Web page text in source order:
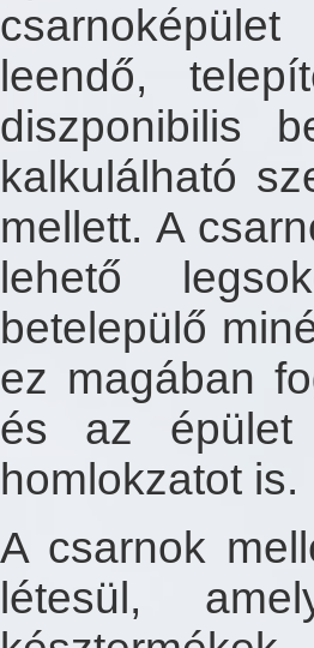
leendő,
diszponibilis
kalkulálható
mellett. A
lehető
betelepülő
ez magában
és az épület
homlokzatot is.
A csarnok
létesül,